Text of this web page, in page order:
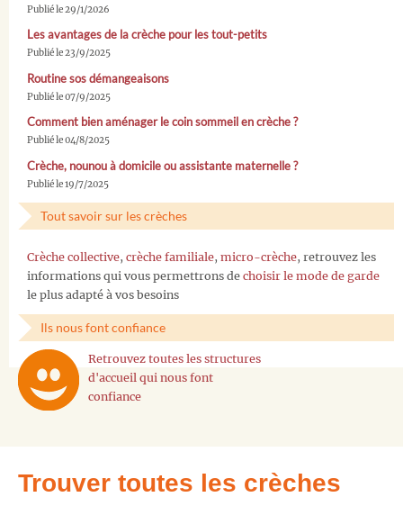
Publié le 29/1/2026
Les avantages de la crèche pour les tout-petits
Publié le 23/9/2025
Routine sos démangeaisons
Publié le 07/9/2025
Comment bien aménager le coin sommeil en crèche ?
Publié le 04/8/2025
Crèche, nounou à domicile ou assistante maternelle ?
Publié le 19/7/2025
Tout savoir sur les crèches
Crèche collective, crèche familiale, micro-crèche, retrouvez les
informations qui vous permettrons de choisir le mode de garde
le plus adapté à vos besoins
Ils nous font confiance
Retrouvez toutes les structures
d'accueil qui nous font
confiance
Trouver toutes les crèches